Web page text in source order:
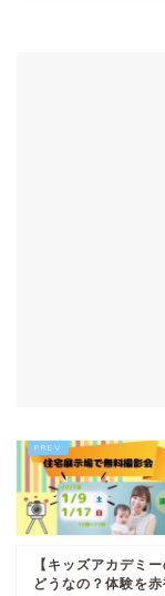
【キッズアカデミ
どうなの？体験を赤